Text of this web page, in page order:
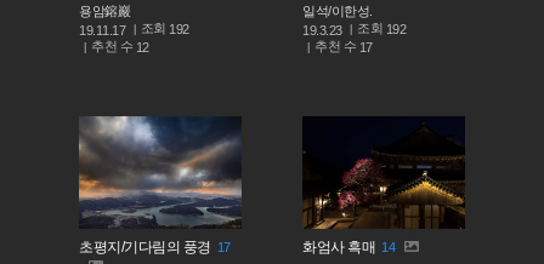
용암鎔巖
19.11.17
조회 192
추천 수 12
일석/이한성.
19.3.23
조회 192
추천 수 17
초평지/기다림의 풍경 17 화엄사 흑매 14